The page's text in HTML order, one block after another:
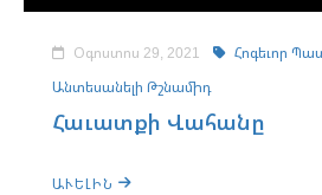
Օգոստոս 29, 2021 Հոգեւոր
Անտեսանելի Թշնամիդ
Հաւատքի Վահանը
ԱՒԵԼԻՆ